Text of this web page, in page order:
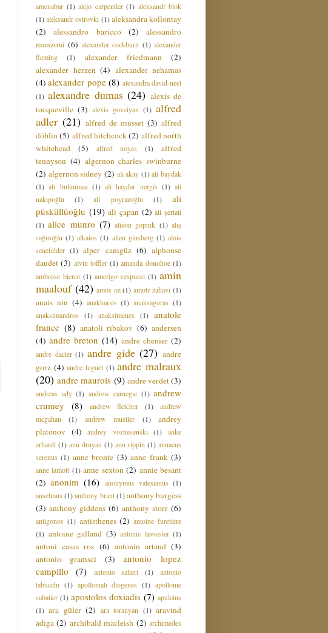
amenabar (1) alejo carpentier (1) aleksandr blok
(1) aleksandr ostrovki (1) aleksandra kollontay
(2)
alessandro baricco (2)
alessandro
manzoni (6) alexander cockburn (1) alexander
fleming
(1) alexander friedmann
(2)
alexander herzen (4) alexander nehamas
(4) alexander pope (8) alexandra david-neel
(1) alexandre dumas (24) alexis de
tocqueville (3) alexis govciyan (1) alfred
adler (21) alfred de musset (3) alfred
döblin (5) alfred hitchcock(2) alfred north
whitehead
(5) alfred noyes (1)
alfred
tennyson (4) algernon charles swinburne
(2) algernon sidney (2) ali akay (1) ali baydak
(1) ali bulunmaz (1) ali haydar nergis (1) ali
nakıpoğlu
(1) ali poyrazoğlu (1)
ali
püsküllüoğlu (19) ali çapan (2) ali şeriati
(1) alice munro (7) alison gopnik (1) aliş
sağıroğlu (1) alkaios (1) allen ginsberg (1) alois
senefelder (1) alper canıgüz (6) alphonse
daudet (3) alvin toffler (1) amanda donohoe (1)
ambrose bierce (1) amerigo vespucci (1) amin
maalouf (42) amos oz (1) amotz zahavi (1)
anais nin (4) anakharsis (1) anaksagoras (1)
anaksimandros
(1) anaksimenes (1) anatole
france (8) anatoli ribakov (6) andersen
(4) andre breton (14) andre chenier (2)
andre dacier (1) andre gide (27) andre
gorz (4) andre luguet (1) andre malraux
(20) andre maurois (9) andre verdet(3)
andreas ady (1) andrew carnegie (1) andrew
crumey
(8) andrew fletcher (1)
andrew
mcgahan
(1) andrew mueller (1)
andrey
platonov (4) andrey voznesenski (1)
anke
erhardt (1) ann druyan (1) ann rippin (1) annaeus
serenus (1) anne bronte (3) anne frank (3)
anne lamott (1) anne sexton (2) annie besant
(2) anonim (16) anonymus valesianus (1)
anselmus (1) anthony brant (1) anthony burgess
(3) anthony giddens (6) anthony storr (6)
antigonos (1) antisthenes (2) antoine furetiere
(1) antoine galland (3) antoine lavoisier (1)
antoni casas ros (6) antonin artaud (3)
antonio gramsci
(3)
antonio lopez
campillo
(7) antonio salieri (1)
antonio
tabucchi (1) apollonialı diogenes (1) apollonie
sabatier (1) apostolos doxiadis (7) apuleius
(1) ara güler (2) ara toranyan (1) aravind
adiga (2) archibald macleish (2) archimedes